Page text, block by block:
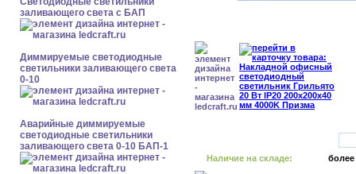
заливающего света с БАП
Диммируемые светодиодные
светильники заливающего света
0-10
Аварийные диммируемые
светодиодные светильники
заливающего света 0-10 БАП-1
Наличие на складе: более